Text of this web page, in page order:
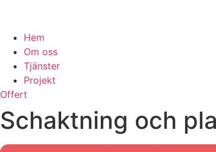
Hem
Om oss
Tjänster
Projekt
Offert
Schaktning och